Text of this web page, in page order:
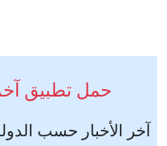
حمل تطبيق
آخر الأخبار حسب